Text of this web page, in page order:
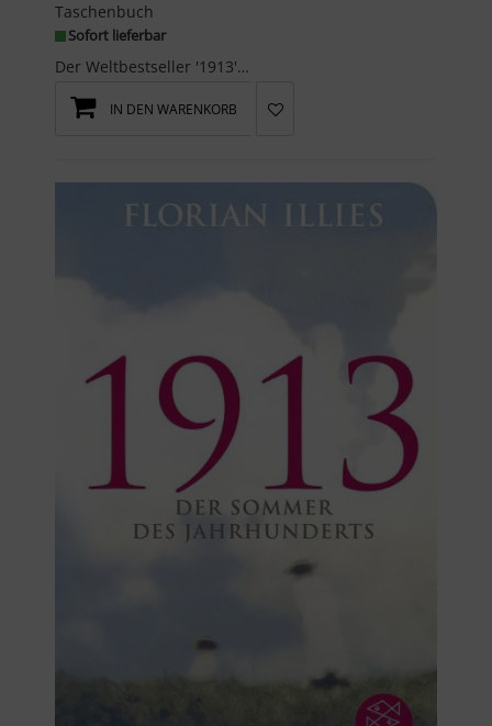
Taschenbuch
Sofort lieferbar
Der Weltbestseller '1913' und seine Fortsetzung erstmals in einem BandProust sucht nach der verlo...
IN DEN WARENKORB